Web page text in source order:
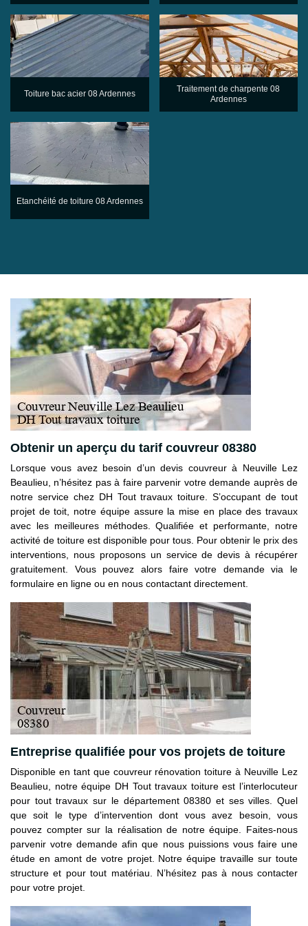
Toiture bac acier 08 Ardennes
Traitement de charpente 08
Ardennes
Etanchéité de toiture 08 Ardennes
Obtenir un aperçu du tarif couvreur 08380
Lorsque vous avez besoin d’un devis couvreur à Neuville Lez
Beaulieu, n’hésitez pas à faire parvenir votre demande auprès de
notre service chez DH Tout travaux toiture. S’occupant de tout
projet de toit, notre équipe assure la mise en place des travaux
avec les meilleures méthodes. Qualifiée et performante, notre
activité de toiture est disponible pour tous. Pour obtenir le prix des
interventions, nous proposons un service de devis à récupérer
gratuitement. Vous pouvez alors faire votre demande via le
formulaire en ligne ou en nous contactant directement.
Entreprise qualifiée pour vos projets de toiture
Disponible en tant que couvreur rénovation toiture à Neuville Lez
Beaulieu, notre équipe DH Tout travaux toiture est l’interlocuteur
pour tout travaux sur le département 08380 et ses villes. Quel
que soit le type d’intervention dont vous avez besoin, vous
pouvez compter sur la réalisation de notre équipe. Faites-nous
parvenir votre demande afin que nous puissions vous faire une
étude en amont de votre projet. Notre équipe travaille sur toute
structure et pour tout matériau. N’hésitez pas à nous contacter
pour votre projet.